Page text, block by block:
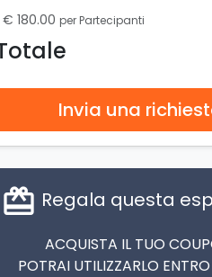
€ 180.00 per Partecipanti
Invia una
card_giftcard Regala questa
ACQUISTA IL TUO
POTRAI UTILIZZARLO